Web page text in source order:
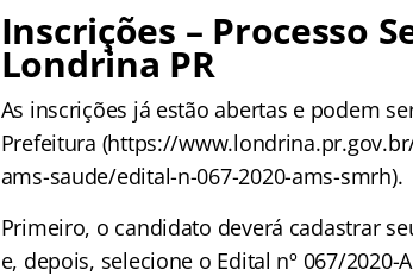
Inscrições – Processo
Londrina PR
As inscrições já estão abertas e podem
Prefeitura (https://
ams-saude/edital-n-067-2020-ams-smrh).
Primeiro, o candidato deverá cadastrar
e, depois, selecione o Edital nº 067/2020-